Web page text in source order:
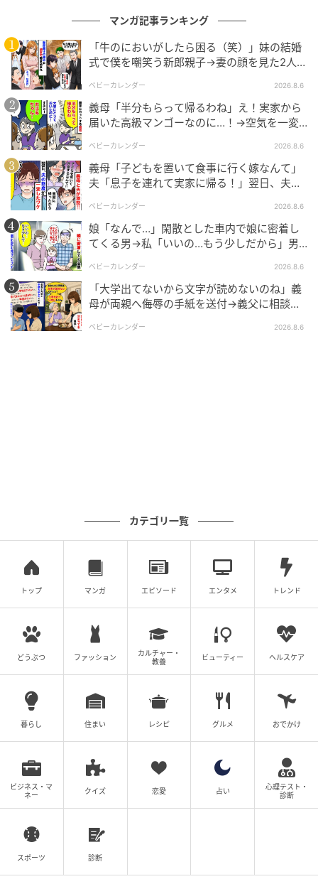
andGIRL
andGIRL
マンガ記事ランキング
「牛のにおいがしたら困る（笑）」妹の結婚
式で僕を嘲笑う新郎親子→妻の顔を見た2人が
ベビーカレンダー 2026.8.6
義母「半分もらって帰るわね」え！実家から
届いた高級マンゴーなのに…！→空気を一変
ベビーカレンダー 2026.8.6
義母「子どもを置いて食事に行く嫁なんて」
夫「息子を連れて実家に帰る！」翌日、夫が
ベビーカレンダー 2026.8.6
娘「なんで…」閑散とした車内で娘に密着し
てくる男→私「いいの…もう少しだから」男
ベビーカレンダー 2026.8.6
「大学出てないから文字が読めないのね」義
母が両親へ侮辱の手紙を送付→義父に相談
ベビーカレンダー 2026.8.6
カテゴリ一覧
トップ マンガ エピソード エンタメ トレンド
どうぶつ ファッション
カルチャー・
教養
ビューティー ヘルスケア
暮らし 住まい レシピ グルメ おでかけ
ビジネス・マ
ネー
クイズ 恋愛 占い
心理テスト・
診断
スポーツ 診断